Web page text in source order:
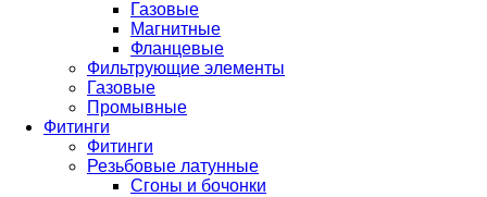
Газовые
Магнитные
Фланцевые
Фильтрующие элементы
Газовые
Промывные
Фитинги
Фитинги
Резьбовые латунные
Сгоны и бочонки